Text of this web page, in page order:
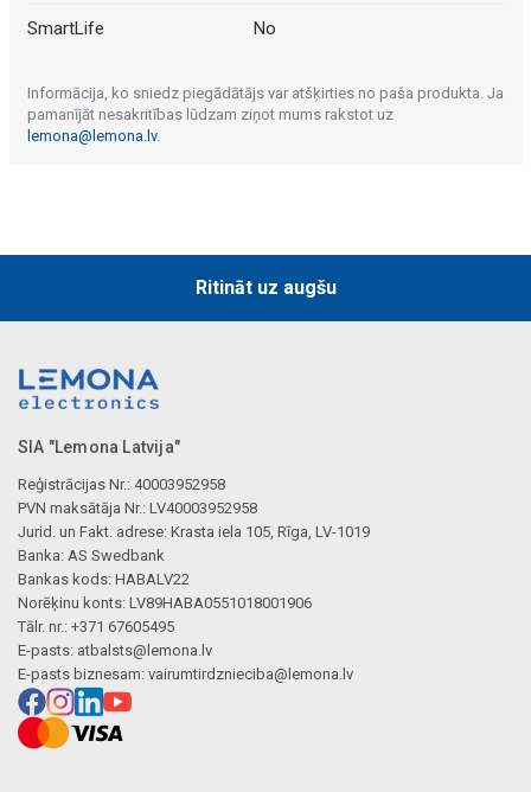
SmartLife No
Informācija, ko sniedz piegādātājs var atšķirties no paša produkta. Ja
pamanījāt nesakritības lūdzam ziņot mums rakstot uz
lemona@lemona.lv.
Ritināt uz augšu
SIA "Lemona Latvija"
Reģistrācijas Nr.: 40003952958
PVN maksātāja Nr.: LV40003952958
Jurid. un Fakt. adrese: Krasta iela 105, Rīga, LV-1019
Banka: AS Swedbank
Bankas kods: HABALV22
Norēķinu konts: LV89HABA0551018001906
Tālr. nr.: +371 67605495
E-pasts: atbalsts@lemona.lv
E-pasts biznesam: vairumtirdznieciba@lemona.lv